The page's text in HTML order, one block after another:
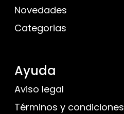
Novedades
Categorias
Ayuda
Aviso legal
Términos y condiciones